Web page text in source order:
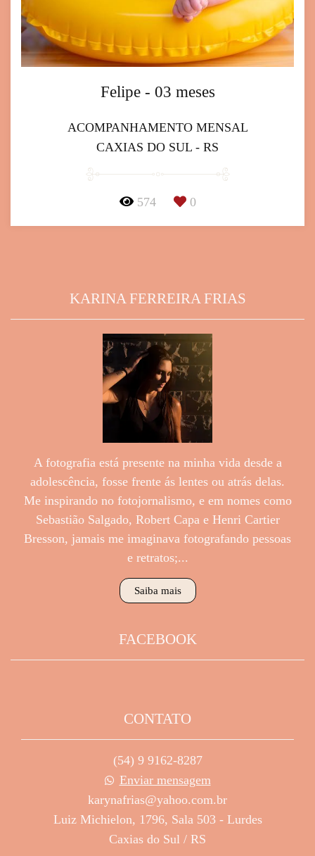
Felipe - 03 meses
ACOMPANHAMENTO MENSAL
CAXIAS DO SUL - RS
574 0
KARINA FERREIRA FRIAS
A fotografia está presente na minha vida desde a
adolescência, fosse frente ás lentes ou atrás delas.
Me inspirando no fotojornalismo, e em nomes como
Sebastião Salgado, Robert Capa e Henri Cartier
Bresson, jamais me imaginava fotografando pessoas
e retratos;...
Saiba mais
FACEBOOK
CONTATO
(54) 9 9162-8287
Enviar mensagem
karynafrias@yahoo.com.br
Luiz Michielon, 1796, Sala 503 - Lurdes
Caxias do Sul / RS